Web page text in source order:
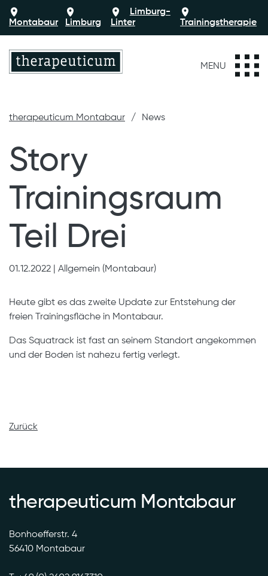
Montabaur Limburg
Limburg-
Linter
Trainingstherapie
MENU
therapeuticum Montabaur News
Story
Trainingsraum
Teil Drei
01.12.2022 Allgemein (Montabaur)
Heute gibt es das zweite Update zur Entstehung der
freien Trainingsfläche in Montabaur.
Das Squatrack ist fast an seinem Standort angekommen
und der Boden ist nahezu fertig verlegt.
Zurück
therapeuticum Montabaur
Bonhoefferstr. 4
56410 Montabaur